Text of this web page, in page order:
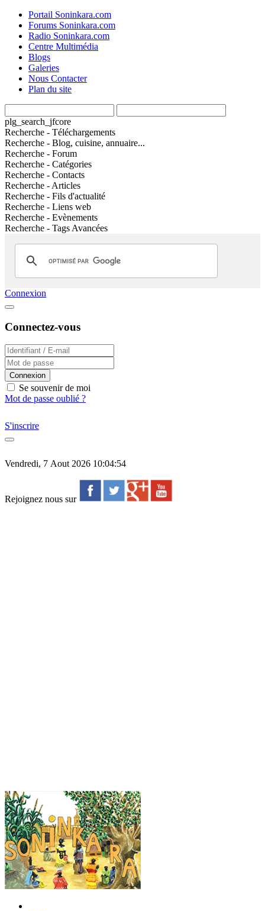
Portail Soninkara.com
Forums Soninkara.com
Radio Soninkara.com
Centre Multimédia
Blogs
Galeries
Nous Contacter
Plan du site
plg_search_jfcore
Recherche - Téléchargements
Recherche - Blog, cuisine, annuaire...
Recherche - Forum
Recherche - Catégories
Recherche - Contacts
Recherche - Articles
Recherche - Fils d'actualité
Recherche - Liens web
Recherche - Evènements
Recherche - Tags Avancées
Connexion
Connectez-vous
Connexion
Se souvenir de moi
Mot de passe oublié ?
S'inscrire
Vendredi, 7 Aout 2026 10:04:54
Rejoignez nous sur